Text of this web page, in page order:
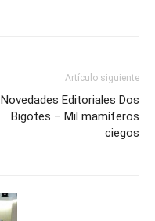
Artículo siguiente
Novedades Editoriales Dos
Bigotes – Mil mamíferos
ciegos